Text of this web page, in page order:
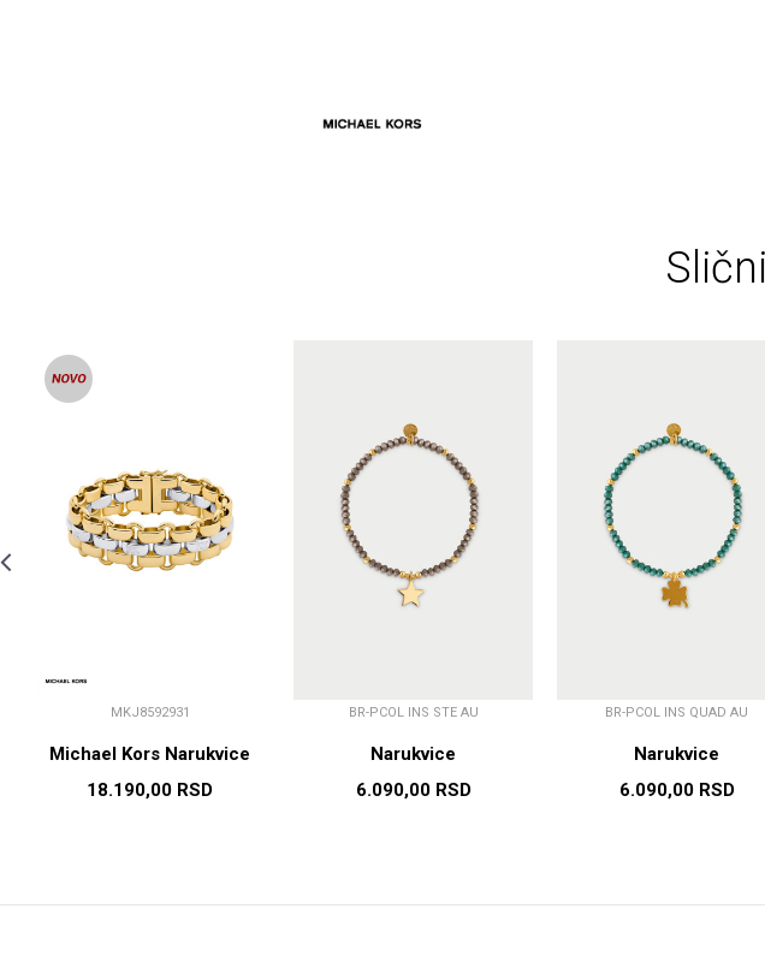
MKJ8592931
Michael Kors Narukvice
18.190,00 RSD
BR-PCOL INS STE AU
Narukvice
6.090,00 RSD
BR-PCOL INS QUAD AU
Narukvice
6.090,00 RSD